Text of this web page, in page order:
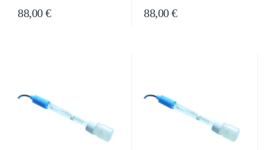
88,00 € 88,00 €